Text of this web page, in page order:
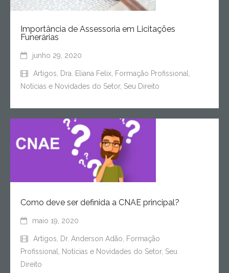
Importância de Assessoria em Licitações
Funerárias
junho 29, 2020
Artigos, Dra. Eliana Felix, Formação Profissional,
Notícias e Novidades do Setor, Seu Direito
Como deve ser definida a CNAE principal?
maio 19, 2020
Artigos Dr. Anderson Adão
Formação
Profissional
Notícias e Novidades do Setor, Seu
Direito